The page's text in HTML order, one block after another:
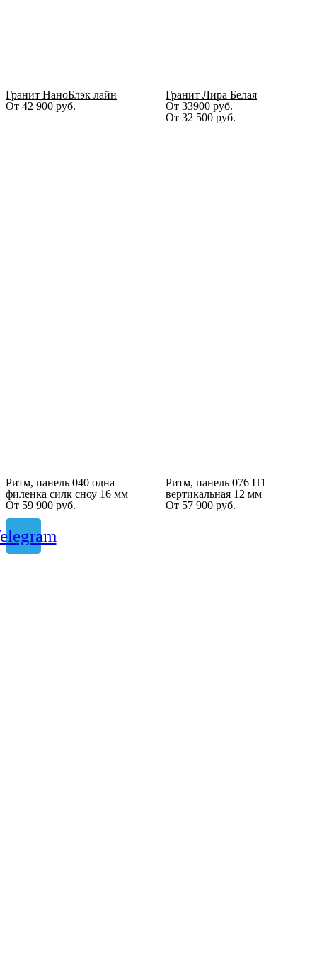
Гранит НаноБлэк лайн
От 42 900 руб.
Гранит Лира Белая
От 33900 руб.
От 32 500 руб.
Ритм, панель 040 одна
филенка силк сноу 16 мм
От 59 900 руб.
Ритм, панель 076 П1
вертикальная 12 мм
От 57 900 руб.